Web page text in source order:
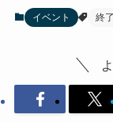
イベント 終了